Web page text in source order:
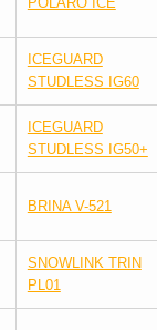
ICEGUARD
STUDLESS IG60
ICEGUARD
STUDLESS IG50+
BRINA V-521
SNOWLINK TRIN
PL01